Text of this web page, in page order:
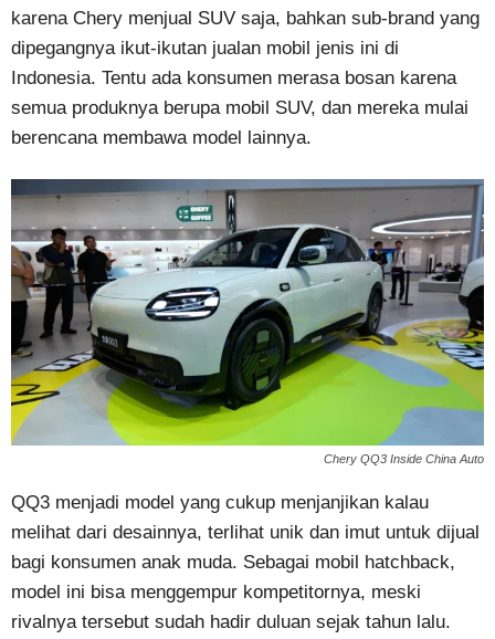
karena Chery menjual SUV saja, bahkan sub-brand yang
dipegangnya ikut-ikutan jualan mobil jenis ini di
Indonesia. Tentu ada konsumen merasa bosan karena
semua produknya berupa mobil SUV, dan mereka mulai
berencana membawa model lainnya.
Chery QQ3 Inside China Auto
QQ3 menjadi model yang cukup menjanjikan kalau
melihat dari desainnya, terlihat unik dan imut untuk dijual
bagi konsumen anak muda. Sebagai mobil hatchback,
model ini bisa menggempur kompetitornya, meski
rivalnya tersebut sudah hadir duluan sejak tahun lalu.